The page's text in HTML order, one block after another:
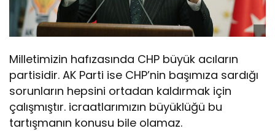
Milletimizin hafızasında CHP büyük acıların
partisidir. AK Parti ise CHP’nin başımıza sardığı
sorunların hepsini ortadan kaldırmak için
çalışmıştır. icraatlarımızın büyüklüğü bu
tartışmanın konusu bile olamaz.